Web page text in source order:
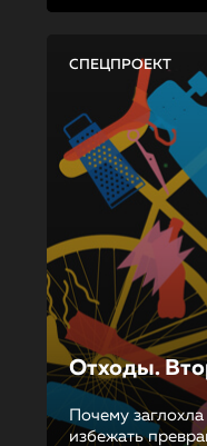
СПЕЦПРОЕКТ
Отходы.
Почему
избежать